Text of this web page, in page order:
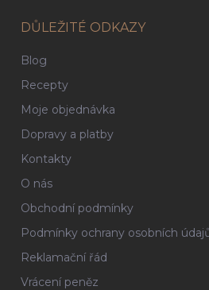
DŮLEŽITÉ ODKAZY
Blog
Recepty
Moje objednávka
Dopravy a platby
Kontakty
O nás
Obchodní podmínky
Podmínky ochrany osobních
Reklamační řád
Vrácení peněz